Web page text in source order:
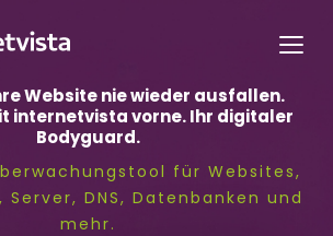
Website nie wieder ausfallen.
internetvista vorne. Ihr digitaler
Bodyguard.
für Websites,
Server, DNS, Datenbanken und
mehr.